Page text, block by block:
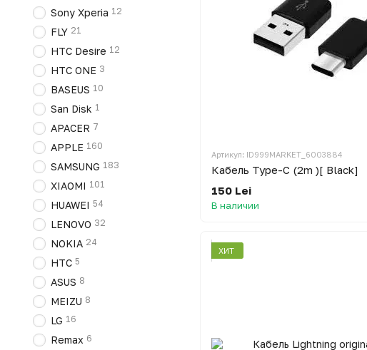
Артикул: ID999MARKET_6003884
Кабель Type-C (2m )[ Black]
150 Lei
В наличии
ХИТ
Sony Xperia 12
FLY 21
HTC Desire 12
HTC ONE 3
BASEUS 10
San Disk 1
APACER 7
APPLE 160
SAMSUNG 183
XIAOMI 101
HUAWEI 54
LENOVO 32
NOKIA 24
HTC 5
ASUS 8
MEIZU 8
LG 16
Remax 6